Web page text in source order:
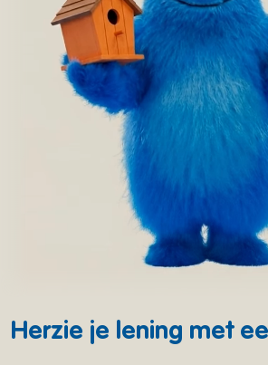
In totaal loopt dit vaak op tot2 à
herfinancierde bedrag
Herzie je lening met